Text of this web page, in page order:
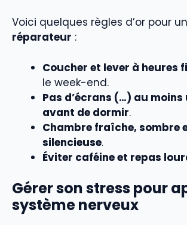
Voici quelques règles d’or pour un
réparateur :
Coucher et lever à heures
le week-end.
Pas d’écrans (…) au moins
avant de dormir.
Chambre fraîche, sombre
silencieuse.
Éviter caféine et repas
Gérer son stress pour
système nerveux